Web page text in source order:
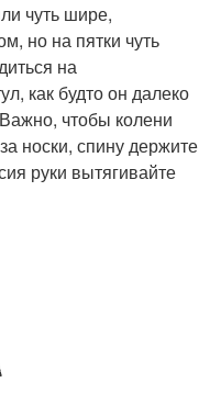
чуть шире,
но на пятки чуть
на
как будто он далеко
чтобы колени
носки, спину держите
руки вытягивайте